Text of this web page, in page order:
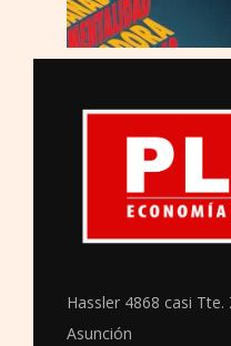
Hassler 4868 casi
Asunción